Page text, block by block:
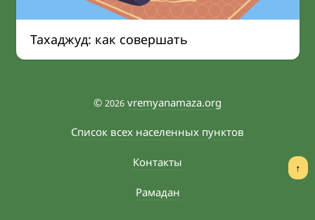
Тахаджуд: как совершать
© 2026 vremyanamaza.org
Список всех населенных пунктов
Контакты
Рамадан
↑